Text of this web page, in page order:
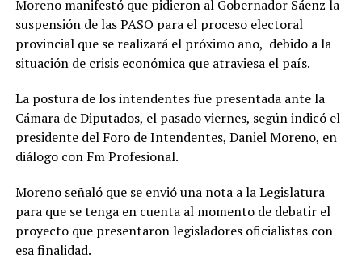
Moreno manifestó que pidieron al Gobernador Sáenz la
suspensión de las PASO para el proceso electoral
provincial que se realizará el próximo año, debido a la
situación de crisis económica que atraviesa el país.
La postura de los intendentes fue presentada ante la
Cámara de Diputados, el pasado viernes, según indicó el
presidente del Foro de Intendentes, Daniel Moreno, en
diálogo con Fm Profesional.
Moreno señaló que se envió una nota a la Legislatura
para que se tenga en cuenta al momento de debatir el
proyecto que presentaron legisladores oficialistas con
esa finalidad.